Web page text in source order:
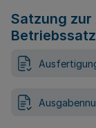
Satzung zur